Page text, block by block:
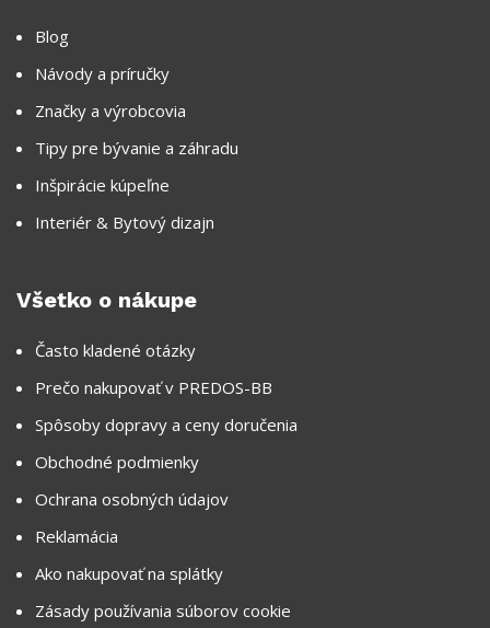
Blog
Návody a príručky
Značky a výrobcovia
Tipy pre bývanie a záhradu
Inšpirácie kúpeľne
Interiér & Bytový dizajn
Všetko o nákupe
Často kladené otázky
Prečo nakupovať v PREDOS-BB
Spôsoby dopravy a ceny doručenia
Obchodné podmienky
Ochrana osobných údajov
Reklamácia
Ako nakupovať na splátky
Zásady používania súborov cookie